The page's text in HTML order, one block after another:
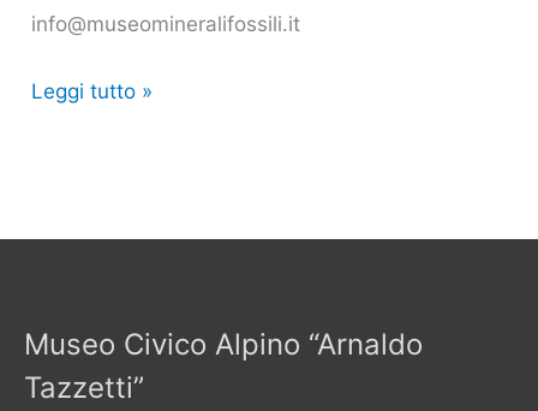
info@museomineralifossili.it
Leggi tutto »
Museo Civico Alpino “Arnaldo
Tazzetti”